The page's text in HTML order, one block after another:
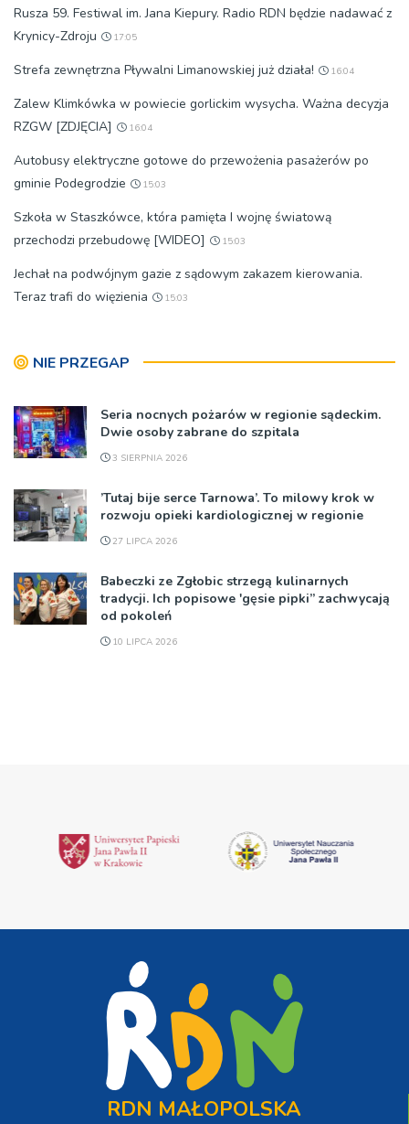
Rusza 59. Festiwal im. Jana Kiepury. Radio RDN będzie nadawać z
Krynicy-Zdroju
17:05
Strefa zewnętrzna Pływalni Limanowskiej już działa! 16:04
Zalew Klimkówka w powiecie gorlickim wysycha. Ważna decyzja
RZGW [ZDJĘCIA]
16:04
Autobusy elektryczne gotowe do przewożenia pasażerów po
gminie Podegrodzie
15:03
Szkoła w Staszkówce, która pamięta I wojnę światową
przechodzi przebudowę [WIDEO]
15:03
Jechał na podwójnym gazie z sądowym zakazem kierowania.
Teraz trafi do więzienia
15:03
NIE PRZEGAP
Seria nocnych pożarów w regionie sądeckim.
Dwie osoby zabrane do szpitala
3 SIERPNIA 2026
’Tutaj bije serce Tarnowa’. To milowy krok w
rozwoju opieki kardiologicznej w regionie
27 LIPCA 2026
Babeczki ze Zgłobic strzegą kulinarnych
tradycji. Ich popisowe 'gęsie pipki” zachwycają
od pokoleń
10 LIPCA 2026
RDN MAŁOPOLSKA